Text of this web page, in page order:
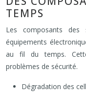
TEMPS
Les composants des
équipements
au fil du temps.
problèmes de sécurité.
Dégradation des